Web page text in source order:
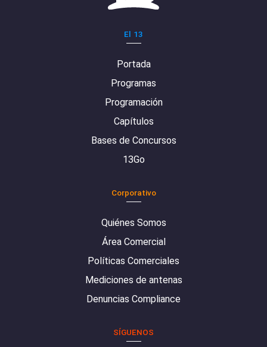
El 13
Portada
Programas
Programación
Capítulos
Bases de Concursos
13Go
Corporativo
Quiénes Somos
Área Comercial
Políticas Comerciales
Mediciones de antenas
Denuncias Compliance
SÍGUENOS